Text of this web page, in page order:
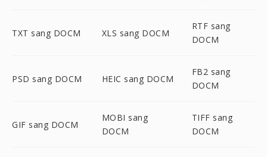
TXT sang DOCM XLS sang DOCM
RTF sang
DOCM
PSD sang DOCM HEIC sang DOCM
FB2 sang
DOCM
GIF sang DOCM
MOBI sang
DOCM
TIFF sang
DOCM